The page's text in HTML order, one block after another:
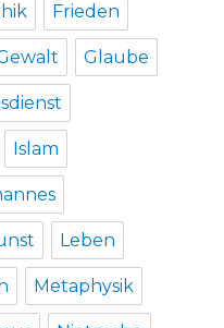
Frieden
Glaube
Islam
Leben
Metaphysik